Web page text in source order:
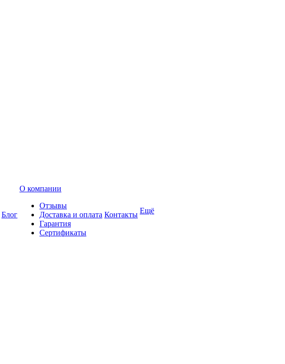
Блог
О компании
Отзывы
Доставка и оплата
Гарантия
Сертификаты
Контакты Ещё